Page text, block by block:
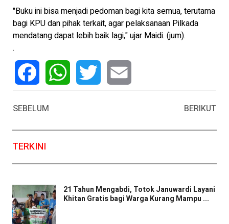
"Buku ini bisa menjadi pedoman bagi kita semua, terutama
bagi KPU dan pihak terkait, agar pelaksanaan Pilkada
mendatang dapat lebih baik lagi," ujar Maidi. (jum).
.
SEBELUM
BERIKUT
TERKINI
21 Tahun Mengabdi, Totok Januwardi Layani
Khitan Gratis bagi Warga Kurang Mampu ...